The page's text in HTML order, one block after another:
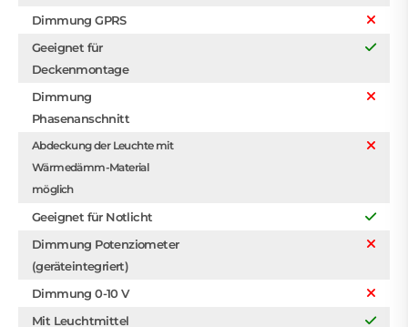
Dimmung GPRS
Geeignet für
Deckenmontage
Dimmung
Phasenanschnitt
Abdeckung der Leuchte mit
Wärmedämm-Material
möglich
Geeignet für Notlicht
Dimmung Potenziometer
(geräteintegriert)
Dimmung 0-10 V
Mit Leuchtmittel